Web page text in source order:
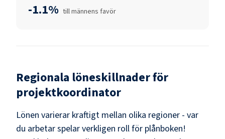
-1.1% till männens favör
Regionala löneskillnader för
projektkoordinator
Lönen varierar kraftigt mellan olika regioner - var
du arbetar spelar verkligen roll för plånboken!